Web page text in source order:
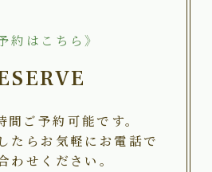
約はこちら》
ご予約可能です。
たらお気軽にお電話で
わせください。